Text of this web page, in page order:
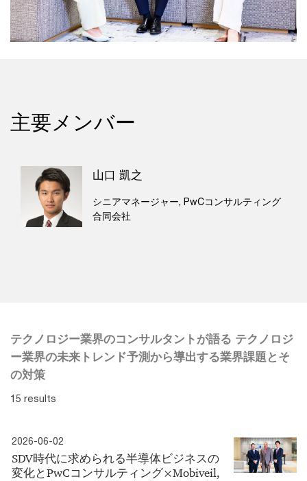
主要メンバー
山口 凱之
シニアマネージャー, PwCコンサルティング
合同会社
テクノロジー業界のコンサルタントが語る テクノロジ
ー業界の未来トレンド予測から導出する業界課題とそ
の対策
15 results
2026-06-02
SDV時代に求められる半導体ビジネスの
変化とPwCコンサルティング×Mobiveil,